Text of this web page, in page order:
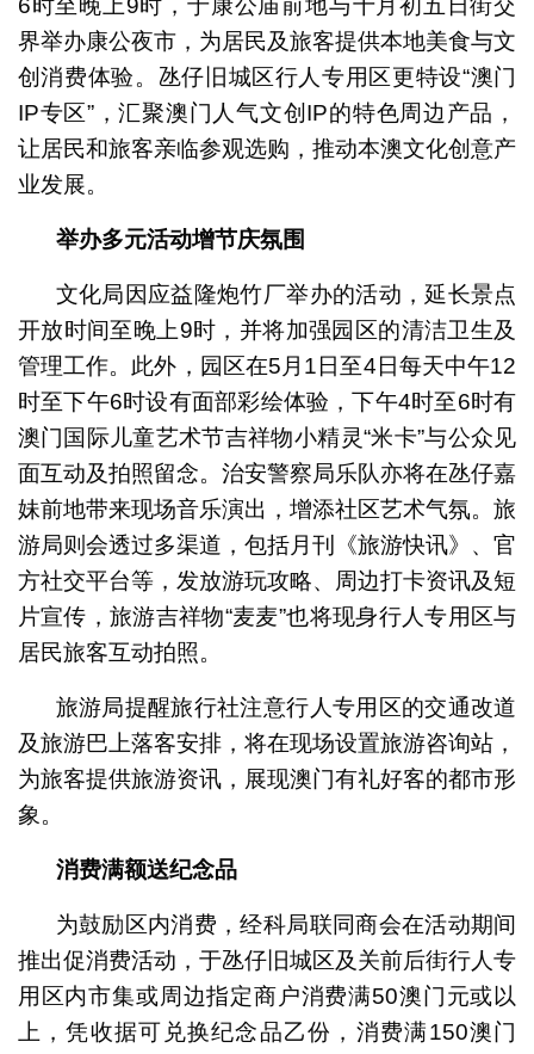
6时至晚上9时，于康公庙前地与十月初五日街交
界举办康公夜市，为居民及旅客提供本地美食与文
创消费体验。氹仔旧城区行人专用区更特设“澳门
IP专区”，汇聚澳门人气文创IP的特色周边产品，
让居民和旅客亲临参观选购，推动本澳文化创意产
业发展。
举办多元活动增节庆氛围
文化局因应益隆炮竹厂举办的活动，延长景点
开放时间至晚上9时，并将加强园区的清洁卫生及
管理工作。此外，园区在5月1日至4日每天中午12
时至下午6时设有面部彩绘体验，下午4时至6时有
澳门国际儿童艺术节吉祥物小精灵“米卡”与公众见
面互动及拍照留念。治安警察局乐队亦将在氹仔嘉
妹前地带来现场音乐演出，增添社区艺术气氛。旅
游局则会透过多渠道，包括月刊《旅游快讯》、官
方社交平台等，发放游玩攻略、周边打卡资讯及短
片宣传，旅游吉祥物“麦麦”也将现身行人专用区与
居民旅客互动拍照。
旅游局提醒旅行社注意行人专用区的交通改道
及旅游巴上落客安排，将在现场设置旅游咨询站，
为旅客提供旅游资讯，展现澳门有礼好客的都市形
象。
消费满额送纪念品
为鼓励区内消费，经科局联同商会在活动期间
推出促消费活动，于氹仔旧城区及关前后街行人专
用区内市集或周边指定商户消费满50澳门元或以
上，凭收据可兑换纪念品乙份，消费满150澳门